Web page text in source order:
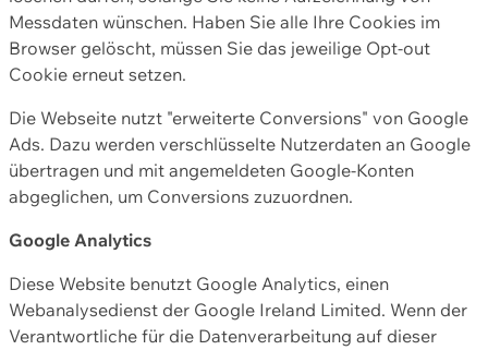
Messdaten wünschen. Haben Sie alle Ihre Cookies im
Browser gelöscht, müssen Sie das jeweilige Opt-out
Cookie erneut setzen.
Die Webseite nutzt "erweiterte Conversions" von Google
Ads. Dazu werden verschlüsselte Nutzerdaten an Google
übertragen und mit angemeldeten Google-Konten
abgeglichen, um Conversions zuzuordnen.
Google Analytics
Diese Website benutzt Google Analytics, einen
Webanalysedienst der Google Ireland Limited. Wenn der
Verantwortliche für die Datenverarbeitung auf dieser